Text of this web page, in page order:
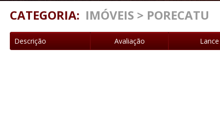
CATEGORIA: IMÓVEIS > PORECATU
Descrição Avaliação